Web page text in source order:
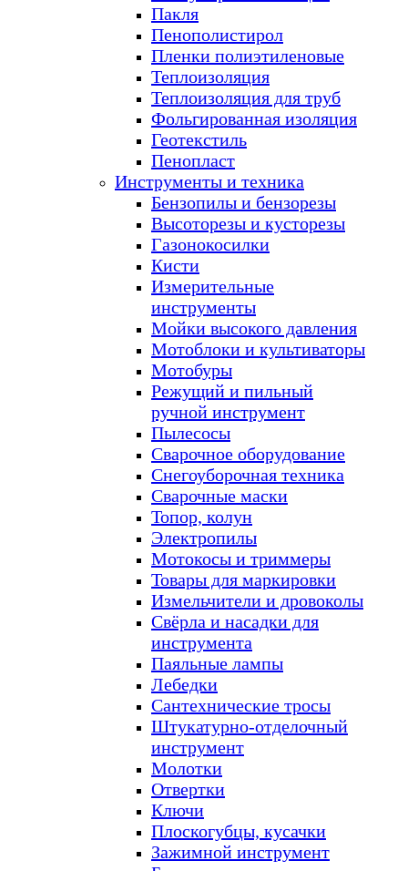
Пакля
Пенополистирол
Пленки полиэтиленовые
Теплоизоляция
Теплоизоляция для труб
Фольгированная изоляция
Геотекстиль
Пенопласт
Инструменты и техника
Бензопилы и бензорезы
Высоторезы и кусторезы
Газонокосилки
Кисти
Измерительные
инструменты
Мойки высокого давления
Мотоблоки и культиваторы
Мотобуры
Режущий и пильный
ручной инструмент
Пылесосы
Сварочное оборудование
Снегоуборочная техника
Сварочные маски
Топор, колун
Электропилы
Мотокосы и триммеры
Товары для маркировки
Измельчители и дровоколы
Свёрла и насадки для
инструмента
Паяльные лампы
Лебедки
Сантехнические тросы
Штукатурно-отделочный
инструмент
Молотки
Отвертки
Ключи
Плоскогубцы, кусачки
Зажимной инструмент